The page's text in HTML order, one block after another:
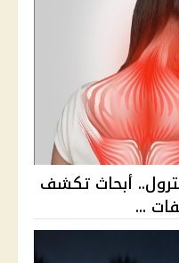
أبحاث تكشف
...